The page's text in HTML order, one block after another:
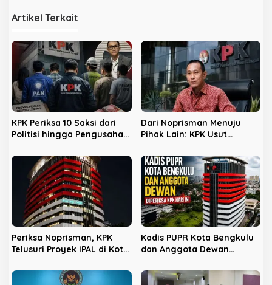
g
a
s
i
p
o
s
Artikel Terkait
KPK Periksa 10 Saksi dari
Politisi hingga Pengusaha
Dari Noprisman Menuju
Pihak Lain: KPK Usut
Proyek di Pemkot Bengkulu
Periksa Noprisman, KPK
Telusuri Proyek IPAL di Kota
Kadis PUPR Kota Bengkulu
dan Anggota Dewan